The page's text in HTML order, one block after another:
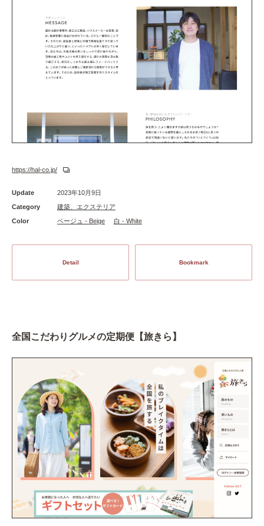
https://hal-co.jp/
Update
2023年10月9日
Category
建築、エクステリア
Color
ベージュ - Beige 白 - White
Detail Bookmark
全国こだわりグルメの定期便【旅きら】